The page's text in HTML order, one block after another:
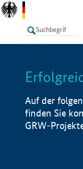
LISTE
Auf der
finden Sie
GRW-